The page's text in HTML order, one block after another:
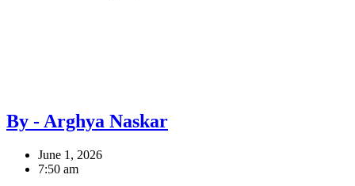
By - Arghya Naskar
June 1, 2026
7:50 am